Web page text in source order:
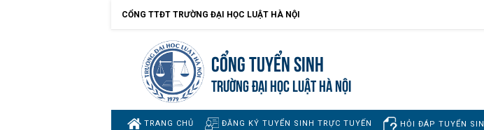
CỔNG TTĐT TRƯỜNG ĐẠI HỌC LUẬT HÀ NỘI
Cổng tuyển sinh
TRƯỜNG ĐẠI HỌC LUẬT HÀ NỘI
TRANG CHỦ ĐĂNG KÝ TUYỂN SINH TRỰC TUYẾN HỎI ĐÁP TUYỂN